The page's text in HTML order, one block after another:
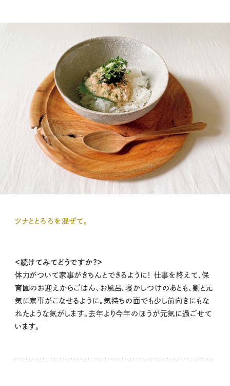
ツナととろろを混ぜて。
＜続けてみてどうですか？＞
体力がついて家事がきちんとできるように！ 仕事を終えて、保
育園のお迎えからごはん、お風呂、寝かしつけのあとも、割と元
気に家事がこなせるように。気持ちの面でも少し前向きにもな
れたような気がします。去年より今年のほうが元気に過ごせて
います。